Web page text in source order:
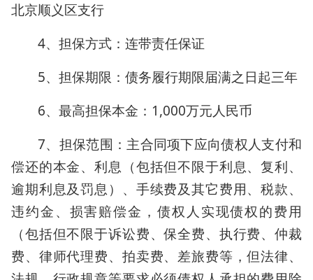
北京顺义区支行
4、担保方式：连带责任保证
5、担保期限：债务履行期限届满之日起三年
6、最高担保本金：1,000万元人民币
7、担保范围：主合同项下应向债权人支付和
偿还的本金、利息（包括但不限于利息、复利、
逾期利息及罚息）、手续费及其它费用、税款、
违约金、损害赔偿金，债权人实现债权的费用
（包括但不限于诉讼费、保全费、执行费、仲裁
费、律师代理费、拍卖费、差旅费等，但法律、